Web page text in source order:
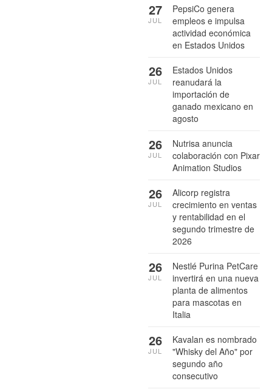
PepsiCo genera
empleos e impulsa
actividad económica
en Estados Unidos
27
JUL
Estados Unidos
reanudará la
importación de
ganado mexicano en
agosto
26
JUL
Nutrisa anuncia
colaboración con Pixar
Animation Studios
26
JUL
Alicorp registra
crecimiento en ventas
y rentabilidad en el
segundo trimestre de
2026
26
JUL
Nestlé Purina PetCare
invertirá en una nueva
planta de alimentos
para mascotas en
Italia
26
JUL
Kavalan es nombrado
"Whisky del Año" por
segundo año
consecutivo
26
JUL